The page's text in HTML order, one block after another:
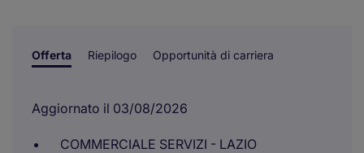
Offerta Riepilogo Opportunità di carriera
Aggiornato il 03/08/2026
COMMERCIALE SERVIZI - LAZIO